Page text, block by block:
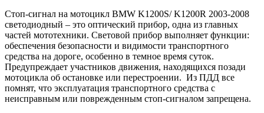
Стоп-сигнал на мотоцикл BMW K1200S/ K1200R 2003-2008
светодиодный – это оптический прибор, одна из главных
частей мототехники. Световой прибор выполняет функции:
обеспечения безопасности и видимости транспортного
средства на дороге, особенно в темное время суток.
Предупреждает участников движения, находящихся позади
мотоцикла об остановке или перестроении. Из ПДД все
помнят, что эксплуатация транспортного средства с
неисправным или поврежденным стоп-сигналом запрещена.